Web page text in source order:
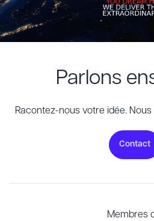
Parlons
Racontez-nous votre idée.
Contact
Membres